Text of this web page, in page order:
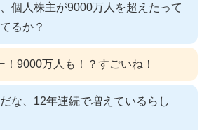
個人株主が9000万人を超えたって
るか？
！9000万人も！？すごいね！
な、12年連続で増えているらし